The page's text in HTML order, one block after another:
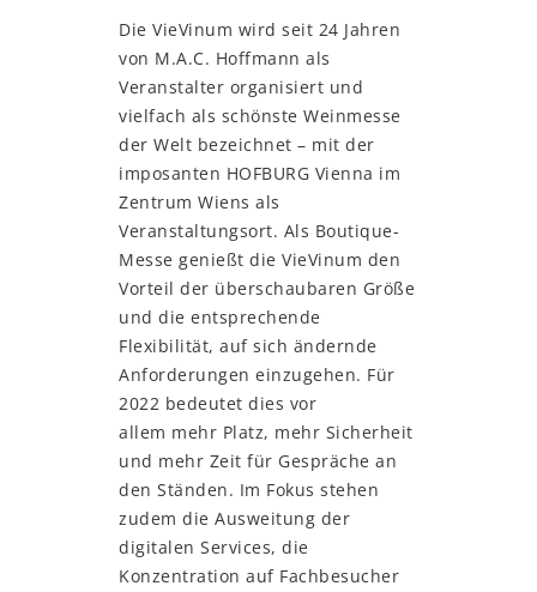
Die VieVinum wird seit 24 Jahren
von M.A.C. Hoffmann als
Veranstalter organisiert und
vielfach als schönste Weinmesse
der Welt bezeichnet – mit der
imposanten HOFBURG Vienna im
Zentrum Wiens als
Veranstaltungsort. Als Boutique-
Messe genießt die VieVinum den
Vorteil der überschaubaren Größe
und die entsprechende
Flexibilität, auf sich ändernde
Anforderungen einzugehen. Für
2022 bedeutet dies vor
allem mehr Platz, mehr Sicherheit
und mehr Zeit für Gespräche an
den Ständen. Im Fokus stehen
zudem die Ausweitung der
digitalen Services, die
Konzentration auf Fachbesucher